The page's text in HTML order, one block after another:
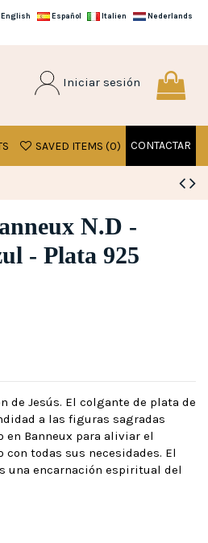
Español Italien Nederlands
Iniciar sesión
CONTACTAR
SAVED ITEMS (0)
N.D -
- Plata 925
de Jesús. El colgante de plata de
a las figuras sagradas
Banneux para aliviar el
todas sus necesidades. El
una encarnación espiritual del